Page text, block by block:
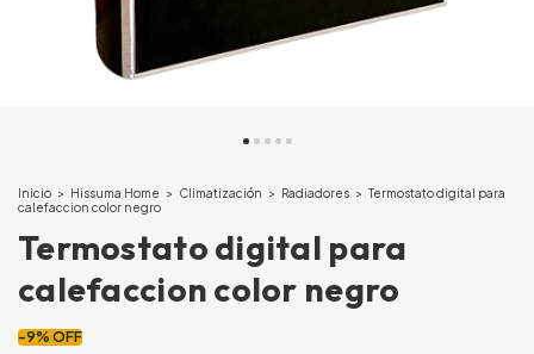
Inicio > Hissuma Home > Climatización > Radiadores > Termostato digital para
calefaccion color negro
Termostato digital para
calefaccion color negro
-9% OFF